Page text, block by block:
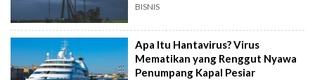
BISNIS
Apa Itu Hantavirus? Virus
Mematikan yang Renggut Nyawa
Penumpang Kapal Pesiar